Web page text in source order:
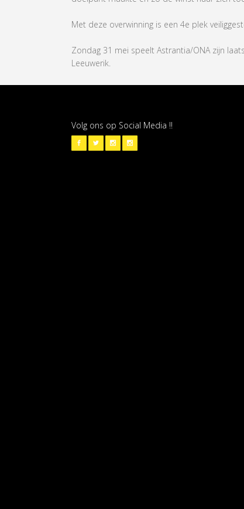
Met deze overwinning is een 4e plek
Zondag 31 mei speelt Astrantia/ONA zijn
Leeuwerik.
Volg ons op Social Media !!